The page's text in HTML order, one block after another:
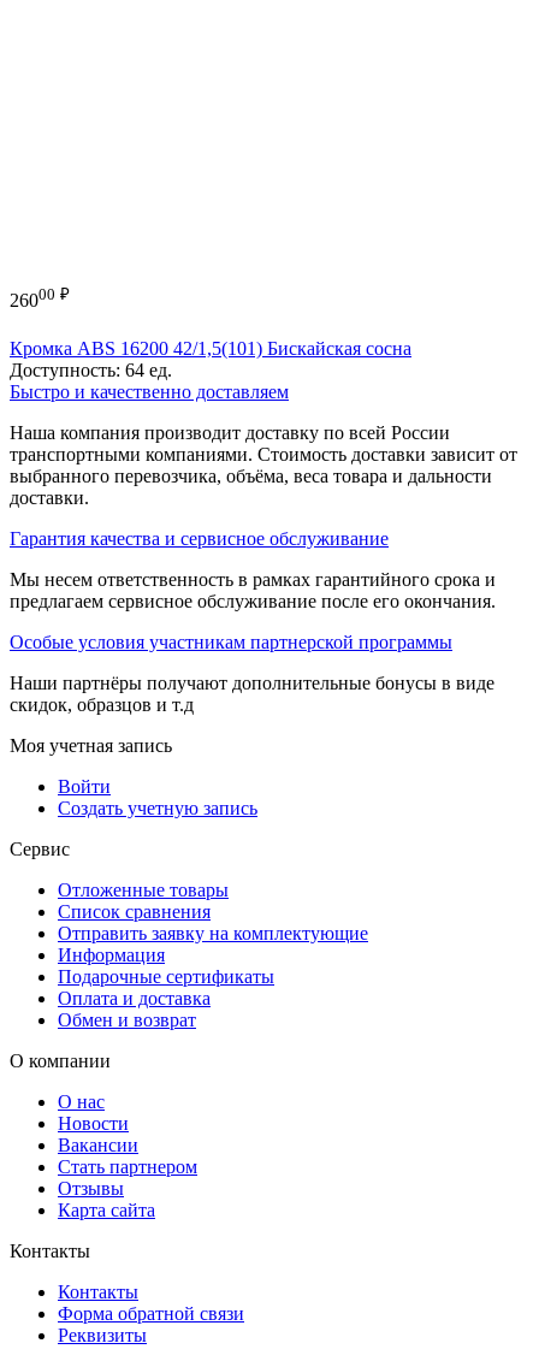
26000 ₽
Кромка ABS 16200 42/1,5(101) Бискайская сосна
Доступность: 64 ед.
Быстро и качественно доставляем
Наша компания производит доставку по всей России
транспортными компаниями. Стоимость доставки зависит от
выбранного перевозчика, объёма, веса товара и дальности
доставки.
Гарантия качества и сервисное обслуживание
Мы несем ответственность в рамках гарантийного срока и
предлагаем сервисное обслуживание после его окончания.
Особые условия участникам партнерской программы
Наши партнёры получают дополнительные бонусы в виде
скидок, образцов и т.д
Моя учетная запись
Войти
Создать учетную запись
Сервис
Отложенные товары
Список сравнения
Отправить заявку на комплектующие
Информация
Подарочные сертификаты
Оплата и доставка
Обмен и возврат
О компании
О нас
Новости
Вакансии
Стать партнером
Отзывы
Карта сайта
Контакты
Контакты
Форма обратной связи
Реквизиты